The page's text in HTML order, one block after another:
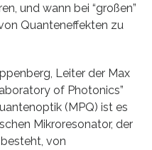
und wann bei “großen”
Quanteneffekten zu
Leiter der Max
of Photonics”
(MPQ) ist es
Mikroresonator, der
von